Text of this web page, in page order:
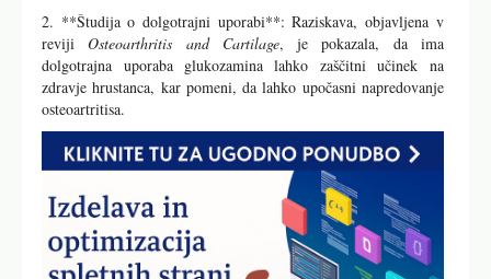
2. **Študija o dolgotrajni uporabi**: Raziskava, objavljena v
revijiOsteoarthritis and Cartilage, je pokazala, da ima
dolgotrajna uporaba glukozamina lahko zaščitni učinek na
zdravje hrustanca, kar pomeni, da lahko upočasni napredovanje
osteoartritisa.